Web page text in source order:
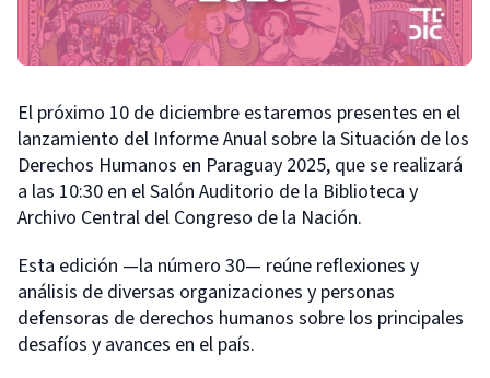
El próximo 10 de diciembre estaremos presentes en el
lanzamiento del Informe Anual sobre la Situación de los
Derechos Humanos en Paraguay 2025, que se realizará
a las 10:30 en el Salón Auditorio de la Biblioteca y
Archivo Central del Congreso de la Nación.
Esta edición —la número 30— reúne reflexiones y
análisis de diversas organizaciones y personas
defensoras de derechos humanos sobre los principales
desafíos y avances en el país.